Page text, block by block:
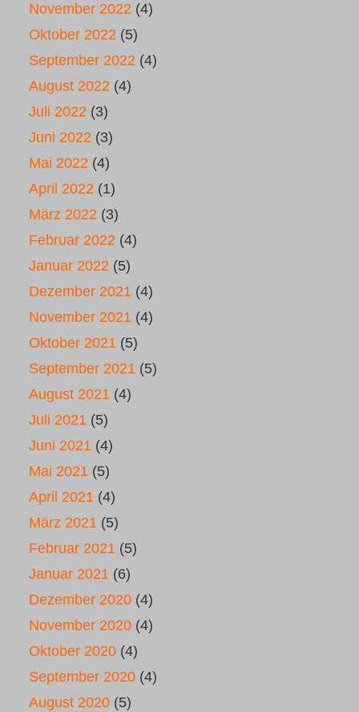
November 2022 (4)
Oktober 2022 (5)
September 2022 (4)
August 2022 (4)
Juli 2022 (3)
Juni 2022 (3)
Mai 2022 (4)
April 2022 (1)
März 2022 (3)
Februar 2022 (4)
Januar 2022 (5)
Dezember 2021 (4)
November 2021 (4)
Oktober 2021 (5)
September 2021 (5)
August 2021 (4)
Juli 2021 (5)
Juni 2021 (4)
Mai 2021 (5)
April 2021 (4)
März 2021 (5)
Februar 2021 (5)
Januar 2021 (6)
Dezember 2020 (4)
November 2020 (4)
Oktober 2020 (4)
September 2020 (4)
August 2020 (5)